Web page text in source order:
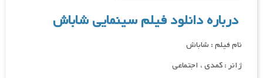
درباره دانلود فیلم سینمایی شاباش
نام فیلم : شاباش
ژانر : کمدی ، اجتماعی